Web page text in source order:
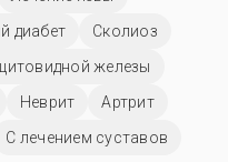
диабет
Сколиоз
железы
Неврит
Артрит
С лечением суставов